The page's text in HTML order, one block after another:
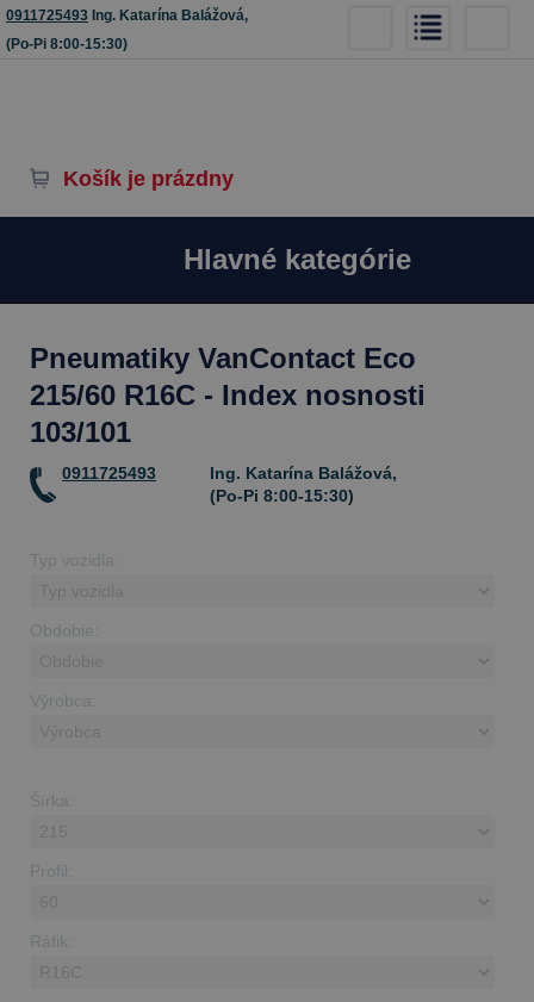
0911725493 Ing. Katarína Balážová,
(Po-Pi 8:00-15:30)
Košík je prázdny
Hlavné kategórie
Pneumatiky VanContact Eco
215/60 R16C - Index nosnosti
103/101
0911725493
Ing. Katarína Balážová,
(Po-Pi 8:00-15:30)
Typ vozidla:
Obdobie:
Výrobca:
Šírka:
Profil:
Ráfik: